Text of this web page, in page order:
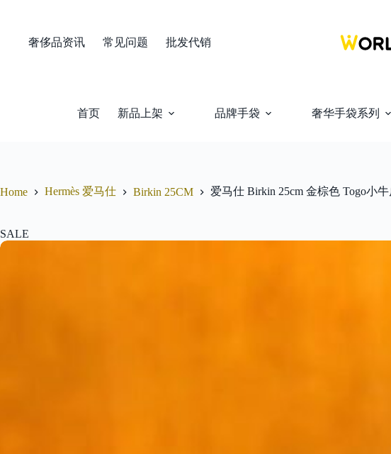
奢侈品资讯
常见问题 批发代销
首页 新品上架 品牌手袋 奢华手袋系列
Home Hermès 爱马仕 Birkin 25CM 爱马仕 Birkin 25cm 金棕色 Togo小
SALE